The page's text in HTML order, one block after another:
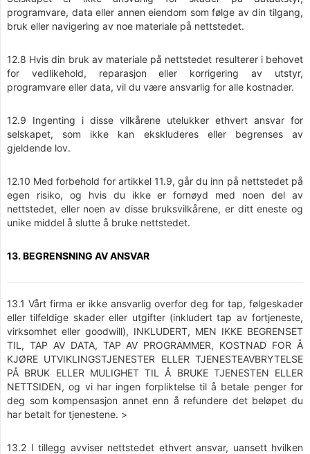
programvare, data eller annen eiendom som følge av din tilgang,
bruk eller navigering av noe materiale på nettstedet.
12.8 Hvis din bruk av materiale på nettstedet resulterer i behovet
for vedlikehold, reparasjon eller korrigering av utstyr,
programvare eller data, vil du være ansvarlig for alle kostnader.
12.9 Ingenting i disse vilkårene utelukker ethvert ansvar for
selskapet, som ikke kan ekskluderes eller begrenses av
gjeldende lov.
12.10 Med forbehold for artikkel 11.9, går du inn på nettstedet på
egen risiko, og hvis du ikke er fornøyd med noen del av
nettstedet, eller noen av disse bruksvilkårene, er ditt eneste og
unike middel å slutte å bruke nettstedet.
13. BEGRENSNING AV ANSVAR
13.1 Vårt firma er ikke ansvarlig overfor deg for tap, følgeskader
eller tilfeldige skader eller utgifter (inkludert tap av fortjeneste,
virksomhet eller goodwill), INKLUDERT, MEN IKKE BEGRENSET
TIL, TAP AV DATA, TAP AV PROGRAMMER, KOSTNAD FOR Å
KJØRE UTVIKLINGSTJENESTER ELLER TJENESTEAVBRYTELSE
PÅ BRUK ELLER MULIGHET TIL Å BRUKE TJENESTEN ELLER
NETTSIDEN, og vi har ingen forpliktelse til å betale penger for
deg som kompensasjon annet enn å refundere det beløpet du
har betalt for tjenestene. >
13.2 I tillegg avviser nettstedet ethvert ansvar, uansett hvilken